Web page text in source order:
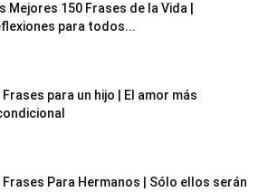
Mejores 150 Frases de la Vida |
para todos...
Frases para un hijo | El amor más
Frases Para Hermanos | Sólo ellos serán